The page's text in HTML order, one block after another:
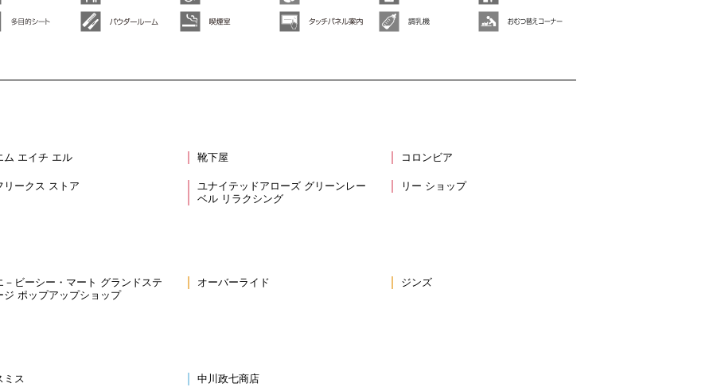
ム エイチ エル 靴下屋 コロンビア
リークス ストア
ユナイテッドアローズ グリーンレー
ベル リラクシング
リー ショップ
－ビーシー・マート グランドステ
ジ ポップアップショップ
オーバーライド ジンズ
ミス 中川政七商店